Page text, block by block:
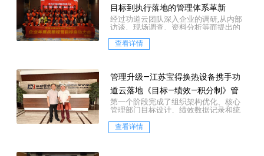
目标到执行落地的管理体系革新
经过功道云团队深入企业的调研,从内部
访谈、现场调查、资料分析等而提出的
查看详情
管理升级—江苏宝得换热设备携手功
道云落地《目标—绩效—积分制》管
理咨询项目
第一个阶段完成了组织架构优化、核心
管理部门目标设计、绩效数据记录和统
查看详情